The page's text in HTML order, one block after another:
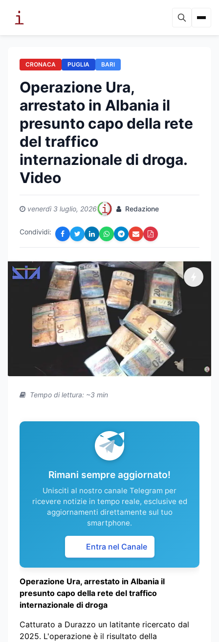
CRONACA PUGLIA BARI
Operazione Ura,
arrestato in Albania il
presunto capo della rete
del traffico
internazionale di droga.
Video
venerdì 3 luglio, 2026 Redazione
Condividi:
Tempo di lettura: ~3 min
Rimani sempre aggiornato!
Unisciti al nostro canale Telegram per
ricevere notizie in tempo reale, esclusive ed
aggiornamenti direttamente sul tuo
smartphone.
Entra nel Canale
Operazione Ura, arrestato in Albania il
presunto capo della rete del traffico
internazionale di droga
Catturato a Durazzo un latitante ricercato dal
2025. L'operazione è il risultato della